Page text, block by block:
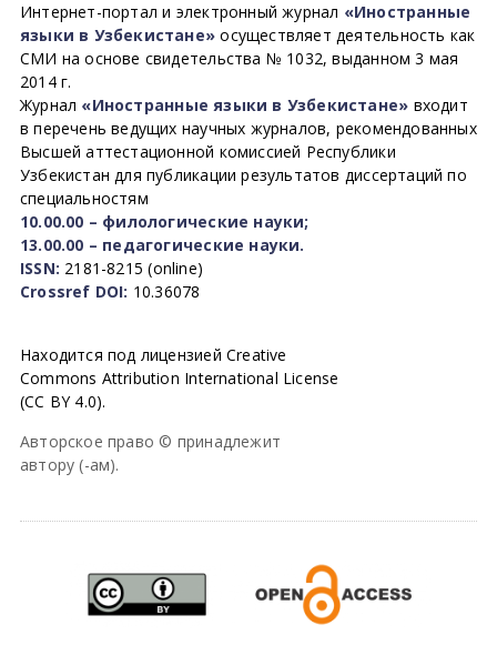
Интернет-портал и электронный журнал «Иностранные
языки в Узбекистане» осуществляет деятельность как
СМИ на основе свидетельства № 1032, выданном 3 мая
2014 г.
Журнал «Иностранные языки в Узбекистане» входит
в перечень ведущих научных журналов, рекомендованных
Высшей аттестационной комиссией Республики
Узбекистан для публикации результатов диссертаций по
специальностям
10.00.00 – филологические науки;
13.00.00 – педагогические науки.
ISSN: 2181-8215 (online)
Crossref DOI: 10.36078
Находится под лицензией Creative
Commons Attribution International License
(CC BY 4.0).
Авторское право © принадлежит
автору (-ам).